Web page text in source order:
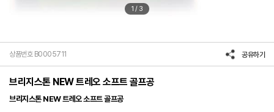
1 / 3
상품번호 B0005711 공유하기
브리지스톤 NEW 트레오 소프트 골프공
브리지스톤 NEW 트레오 소프트 골프공